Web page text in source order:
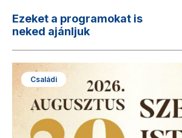
Ezeket a programokat is
neked ajánljuk
Családi